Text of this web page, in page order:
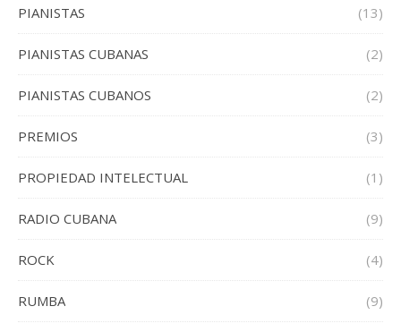
PIANISTAS (13)
PIANISTAS CUBANAS (2)
PIANISTAS CUBANOS (2)
PREMIOS (3)
PROPIEDAD INTELECTUAL (1)
RADIO CUBANA (9)
ROCK (4)
RUMBA (9)